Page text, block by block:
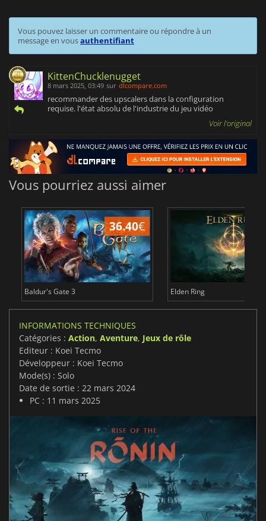
Vous pouvez laisser un commentaire ou répondre à un
message en vousauthentifiant
KittenChucklenugget
8 mars 2025, 03:49 sur dlcompare.com
recommander des upscalers dans la configuration
requise. l'état absolu de l'industrie du jeu vidéo
Voir l'original
Vous pourriez aussi aimer
36.40€
Baldur's Gate 3 Elden Ring
INFORMATIONS TECHNIQUES
Catégories : Action, Aventure, Jeux de rôle
Editeur : Koei Tecmo
Développeur : Koei Tecmo
Mode(s) : Solo
Date de sortie : 22 mars 2024
PC : 11 mars 2025